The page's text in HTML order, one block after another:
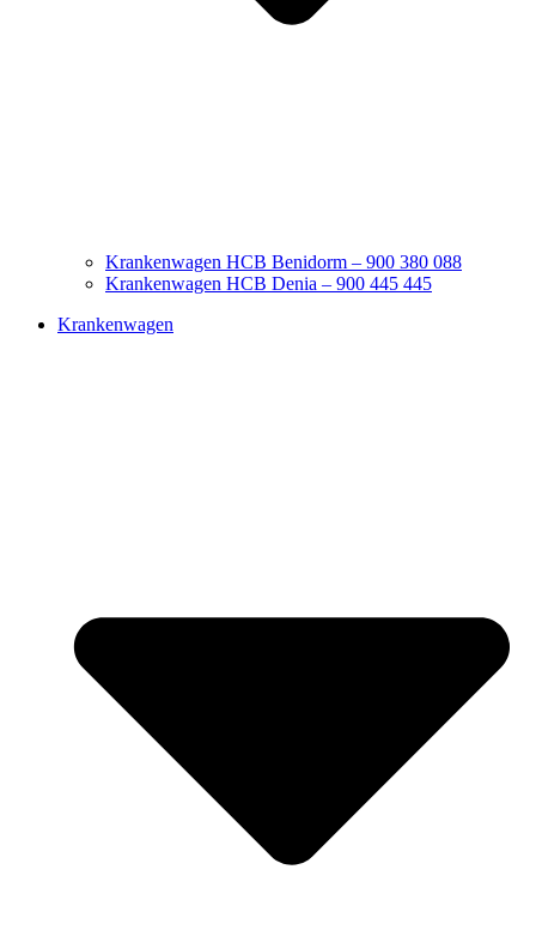
Krankenwagen HCB Benidorm – 900 380 088
Krankenwagen HCB Denia – 900 445 445
Krankenwagen